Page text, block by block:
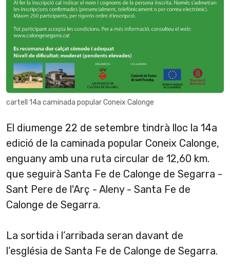
cartell 14a caminada popular Coneix Calonge
El diumenge 22 de setembre tindrà lloc la 14a
edició de la caminada popular Coneix Calonge,
enguany amb una ruta circular de 12,60 km.
que seguirà Santa Fe de Calonge de Segarra -
Sant Pere de l'Arç - Aleny - Santa Fe de
Calonge de Segarra.
La sortida i l’arribada seran davant de
l’església de Santa Fe de Calonge de Segarra.